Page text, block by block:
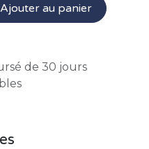
Ajouter au panier
de 30 jours